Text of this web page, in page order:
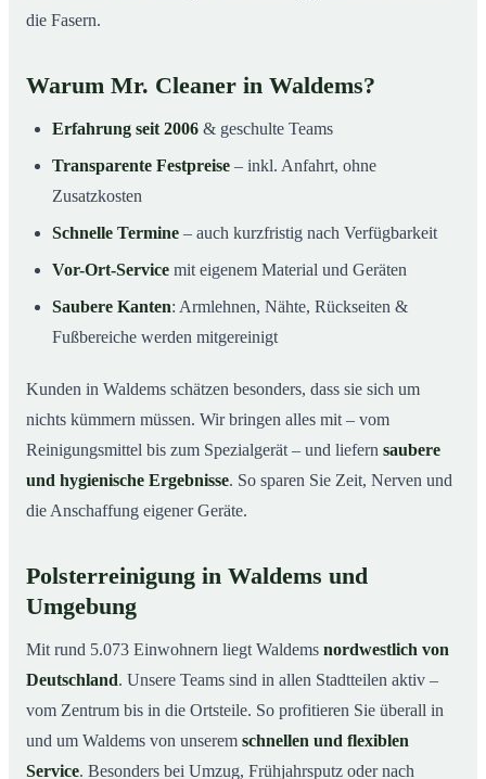
die Fasern.
Warum Mr. Cleaner in Waldems?
Erfahrung seit 2006 & geschulte Teams
Transparente Festpreise – inkl. Anfahrt, ohne
Zusatzkosten
Schnelle Termine – auch kurzfristig nach Verfügbarkeit
Vor-Ort-Service mit eigenem Material und Geräten
Saubere Kanten: Armlehnen, Nähte, Rückseiten &
Fußbereiche werden mitgereinigt
Kunden in Waldems schätzen besonders, dass sie sich um
nichts kümmern müssen. Wir bringen alles mit – vom
Reinigungsmittel bis zum Spezialgerät – und liefern saubere
und hygienische Ergebnisse. So sparen Sie Zeit, Nerven und
die Anschaffung eigener Geräte.
Polsterreinigung in Waldems und
Umgebung
Mit rund 5.073 Einwohnern liegt Waldems nordwestlich von
Deutschland. Unsere Teams sind in allen Stadtteilen aktiv –
vom Zentrum bis in die Ortsteile. So profitieren Sie überall in
und um Waldems von unserem schnellen und flexiblen
Service. Besonders bei Umzug, Frühjahrsputz oder nach